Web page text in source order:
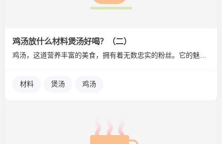
鸡汤放什么材料煲汤好喝？（二）
鸡汤，这道营养丰富的美食，拥有着无数忠实的粉丝。它的魅力不仅...
材料 煲汤 鸡汤